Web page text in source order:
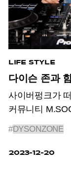
LIFE STYLE
다이슨 존과
사이버펑크가
커뮤니티
파티를 만나보세
#DYSONZONE
2023-12-20